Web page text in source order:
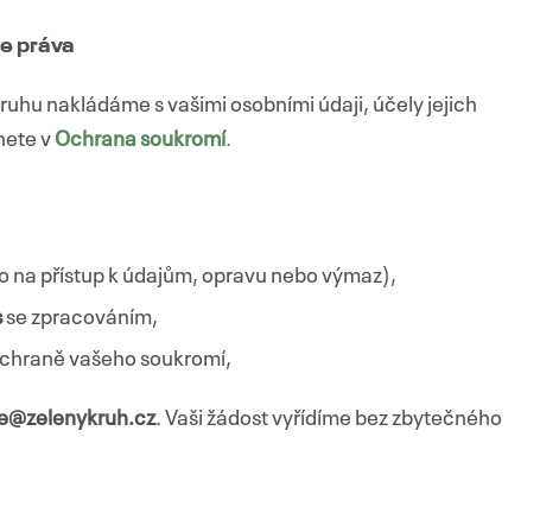
práva
nakládáme s vašimi osobními údaji, účely jejich
v Ochrana soukromí.
na přístup k údajům, opravu nebo výmaz),
se zpracováním,
vašeho soukromí,
. Vaši žádost vyřídíme bez zbytečného